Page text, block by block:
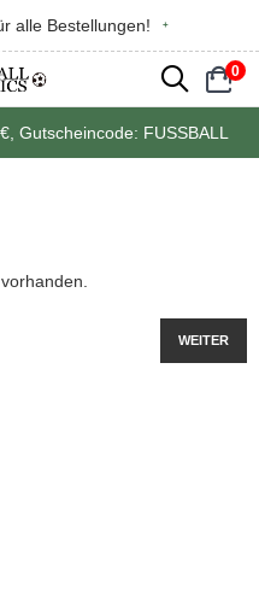
alle Bestellungen!
󰂨 0
󰃠
, Gutscheincode: FUSSBALL
WEITER